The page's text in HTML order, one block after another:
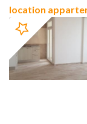
location